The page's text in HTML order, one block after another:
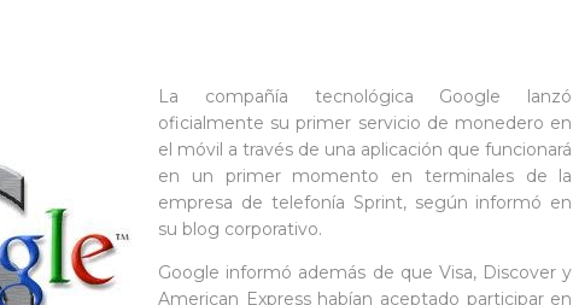
La compañía tecnológica Google lanzó
oficialmente su primer servicio de monedero en
el móvil a través de una aplicación que funcionará
en un primer momento en terminales de la
empresa de telefonía Sprint, según informó en
su blog corporativo.
Google informó además de que Visa, Discover y
American Express habían aceptado participar en